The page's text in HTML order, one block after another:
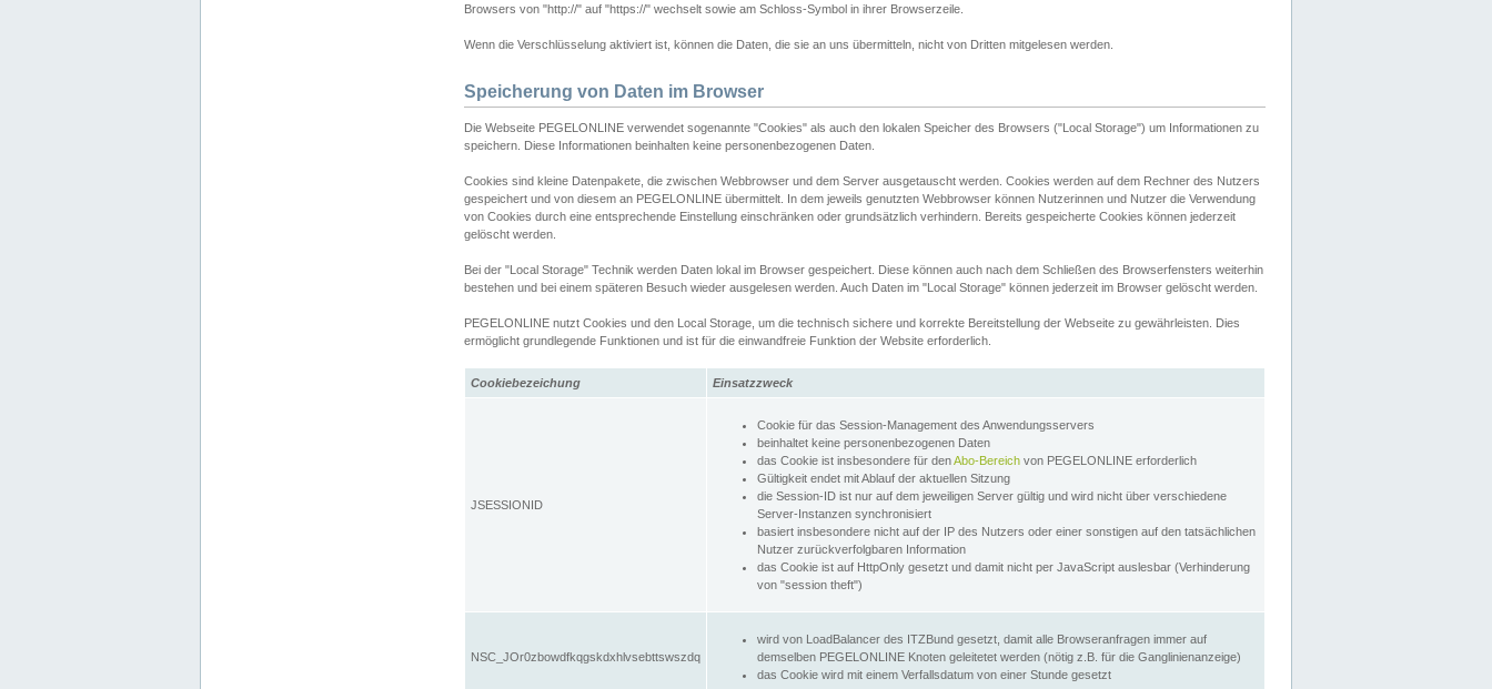
Browsers von "http://" auf "https://" wechselt sowie am Schloss-Symbol in ihrer Browserzeile.
Wenn die Verschlüsselung aktiviert ist, können die Daten, die sie an uns übermitteln, nicht von Dritten mitgelesen werden.
Speicherung von Daten im Browser
Die Webseite PEGELONLINE verwendet sogenannte "Cookies" als auch den lokalen Speicher des Browsers ("Local Storage") um Informationen zu
speichern. Diese Informationen beinhalten keine personenbezogenen Daten.
Cookies sind kleine Datenpakete, die zwischen Webbrowser und dem Server ausgetauscht werden. Cookies werden auf dem Rechner des Nutzers
gespeichert und von diesem an PEGELONLINE übermittelt. In dem jeweils genutzten Webbrowser können Nutzerinnen und Nutzer die Verwendung
von Cookies durch eine entsprechende Einstellung einschränken oder grundsätzlich verhindern. Bereits gespeicherte Cookies können jederzeit
gelöscht werden.
Bei der "Local Storage" Technik werden Daten lokal im Browser gespeichert. Diese können auch nach dem Schließen des Browserfensters weiterhin
bestehen und bei einem späteren Besuch wieder ausgelesen werden. Auch Daten im "Local Storage" können jederzeit im Browser gelöscht werden.
PEGELONLINE nutzt Cookies und den Local Storage, um die technisch sichere und korrekte Bereitstellung der Webseite zu gewährleisten. Dies
ermöglicht grundlegende Funktionen und ist für die einwandfreie Funktion der Website erforderlich.
Cookiebezeichung Einsatzzweck
JSESSIONID
Cookie für das Session-Management des Anwendungsservers
beinhaltet keine personenbezogenen Daten
das Cookie ist insbesondere für denAbo-Bereich von PEGELONLINE erforderlich
Gültigkeit endet mit Ablauf der aktuellen Sitzung
die Session-ID ist nur auf dem jeweiligen Server gültig und wird nicht über verschiedene
Server-Instanzen synchronisiert
basiert insbesondere nicht auf der IP des Nutzers oder einer sonstigen auf den tatsächlichen
Nutzer zurückverfolgbaren Information
das Cookie ist auf HttpOnly gesetzt und damit nicht per JavaScript auslesbar (Verhinderung
von "session theft")
NSC_JOr0zbowdfkqgskdxhlvsebttswszdq
wird von LoadBalancer des ITZBund gesetzt, damit alle Browseranfragen immer auf
demselben PEGELONLINE Knoten geleitetet werden (nötig z.B. für die Ganglinienanzeige)
das Cookie wird mit einem Verfallsdatum von einer Stunde gesetzt